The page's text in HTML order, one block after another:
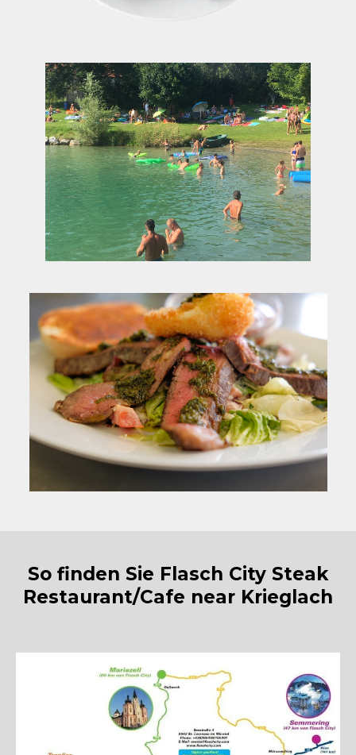
So finden Sie Flasch City Steak
Restaurant/Cafe near Krieglach